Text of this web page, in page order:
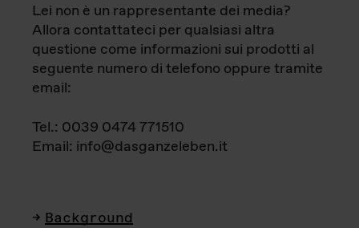
Lei non è un rappresentante dei media?
Allora contattateci per qualsiasi altra
questione come informazioni sui prodotti al
seguente numero di telefono oppure tramite
email:
Tel.: 0039 0474 771510
Email: info@dasganzeleben.it
Background